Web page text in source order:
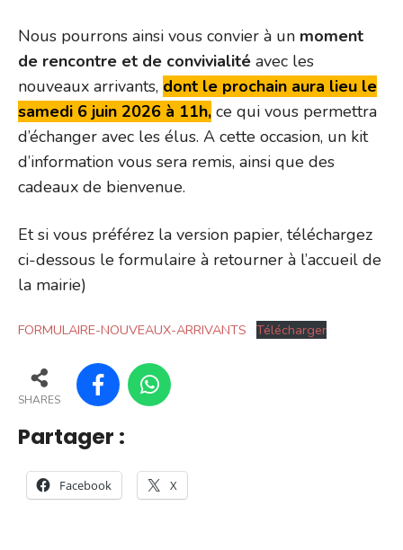
Nous pourrons ainsi vous convier à un moment
de rencontre et de convivialité avec les
nouveaux arrivants, dont le prochain aura lieu le
samedi 6 juin 2026 à 11h, ce qui vous permettra
d’échanger avec les élus. A cette occasion, un kit
d’information vous sera remis, ainsi que des
cadeaux de bienvenue.
Et si vous préférez la version papier, téléchargez
ci-dessous le formulaire à retourner à l’accueil de
la mairie)
FORMULAIRE-NOUVEAUX-ARRIVANTS Télécharger
SHARES
Partager :
Facebook X